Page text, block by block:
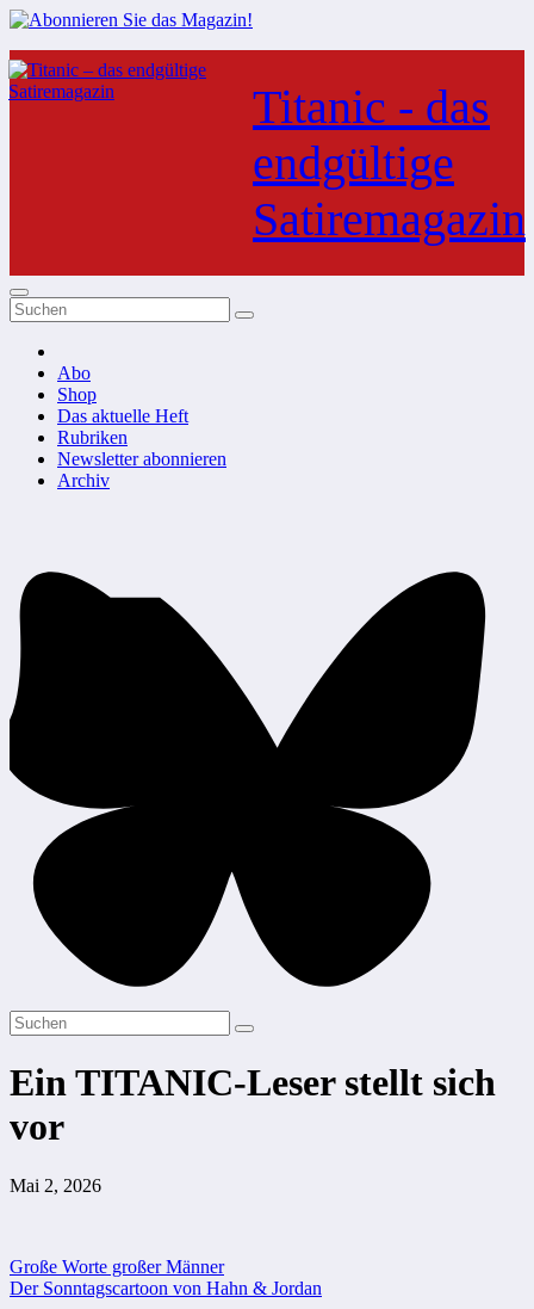
Zum
Inhalt
springen
Titanic - das
endgültige
Satiremagazin
Abo
Shop
Das aktuelle Heft
Rubriken
Newsletter abonnieren
Archiv
Ein TITANIC-Leser stellt sich
vor
Mai 2, 2026
Beitragsnavigation
Große Worte großer Männer
Der Sonntagscartoon von Hahn & Jordan